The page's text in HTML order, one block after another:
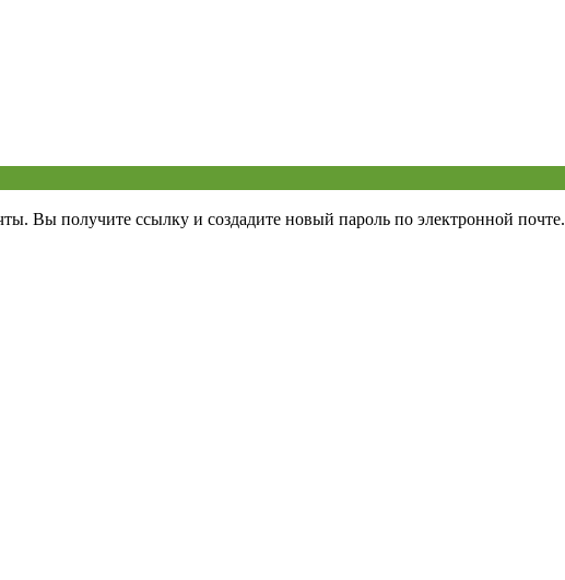
Вы получите ссылку и создадите новый пароль по электронной почте.